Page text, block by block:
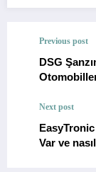
Previous post
DSG
Next post
Var ve